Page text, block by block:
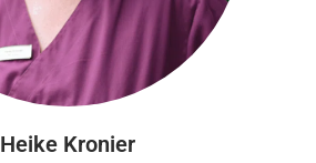
Heike Kronier